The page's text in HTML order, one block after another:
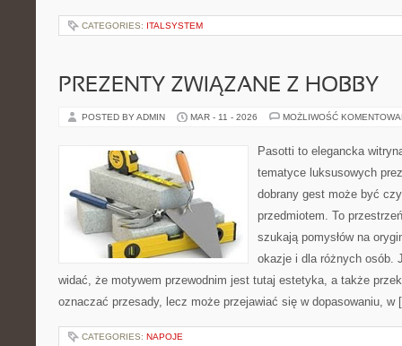
CATEGORIES: ITALSYSTEM
PREZENTY ZWIĄZANE Z HOBBY
POSTED BY ADMIN MAR - 11 - 2026 MOŻLIWOŚĆ
Pasotti to elegancka
tematyce luksusowych
dobrany gest może być
przedmiotem. To
szukają pomysłów na
okazje i dla różnych osób.
widać, że motywem przewodnim jest tutaj estetyka, a także
oznaczać przesady, lecz może przejawiać się w dopasowaniu,
CATEGORIES: NAPOJE